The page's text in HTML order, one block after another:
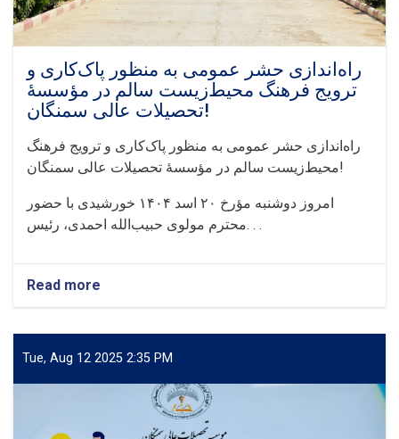
راه‌اندازی حشر عمومی به منظور پاک‌کاری و
ترویج فرهنگ محیط‌زیست سالم در مؤسسهٔ
تحصیلات عالی سمنگان!
راه‌اندازی حشر عمومی به منظور پاک‌کاری و ترویج فرهنگ
محیط‌زیست سالم در مؤسسهٔ تحصیلات عالی سمنگان!
امروز دوشنبه مؤرخ ۲۰ اسد ۱۴۰۴ خورشیدی با حضور
محترم مولوی حبیب‌الله احمدی، رئیس. . .
Read more
راه‌اندازی
عمومی
به
ترویج
Tue, Aug 12 2025 2:35 PM